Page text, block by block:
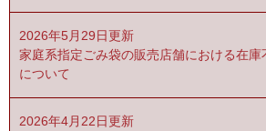
2026年5月29日更新
家庭系指定ごみ袋の販売店舗における在
について
2026年4月22日更新